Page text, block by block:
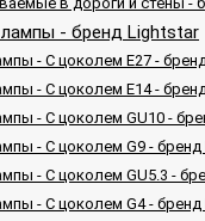
- бренд Lightstar
- С цоколем E27 -
- С цоколем E14 -
- С цоколем GU10 -
- С цоколем G9 - бренд
- С цоколем GU5.3 -
- С цоколем G4 - бренд